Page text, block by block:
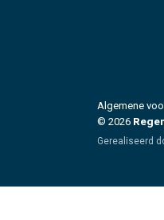
Algemene
© 2026
Gerealiseerd